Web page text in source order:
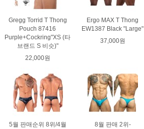
Gregg Torrid T Thong
Pouch 87416
Purple+Cockring"XS (타
브랜드 S 비슷)"
22,000원
Ergo MAX T Thong
EW1387 Black "Large"
37,000원
5월 판매순위 8위/4월
8월 판매 2위-